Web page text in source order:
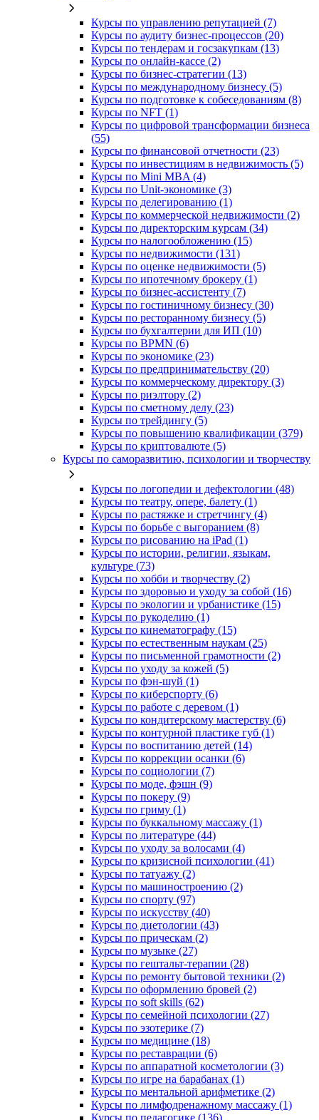
Курсы по управлению репутацией (7)
Курсы по аудиту бизнес-процессов (20)
Курсы по тендерам и госзакупкам (13)
Курсы по онлайн-кассе (2)
Курсы по бизнес-стратегии (13)
Курсы по международному бизнесу (5)
Курсы по подготовке к собеседованиям (8)
Курсы по NFT (1)
Курсы по цифровой трансформации бизнеса
(55)
Курсы по финансовой отчетности (23)
Курсы по инвестициям в недвижимость (5)
Курсы по Mini MBA (4)
Курсы по Unit-экономике (3)
Курсы по делегированию (1)
Курсы по коммерческой недвижимости (2)
Курсы по директорским курсам (34)
Курсы по налогообложению (15)
Курсы по недвижимости (131)
Курсы по оценке недвижимости (5)
Курсы по ипотечному брокеру (1)
Курсы по бизнес-ассистенту (7)
Курсы по гостиничному бизнесу (30)
Курсы по ресторанному бизнесу (5)
Курсы по бухгалтерии для ИП (10)
Курсы по BPMN (6)
Курсы по экономике (23)
Курсы по предпринимательству (20)
Курсы по коммерческому директору (3)
Курсы по риэлтору (2)
Курсы по сметному делу (23)
Курсы по трейдингу (5)
Курсы по повышению квалификации (379)
Курсы по криптовалюте (5)
Курсы по саморазвитию, психологии и творчеству
Курсы по логопедии и дефектологии (48)
Курсы по театру, опере, балету (1)
Курсы по растяжке и стретчингу (4)
Курсы по борьбе с выгоранием (8)
Курсы по рисованию на iPad (1)
Курсы по истории, религии, языкам,
культуре (73)
Курсы по хобби и творчеству (2)
Курсы по здоровью и уходу за собой (16)
Курсы по экологии и урбанистике (15)
Курсы по рукоделию (1)
Курсы по кинематографу (15)
Курсы по естественным наукам (25)
Курсы по письменной грамотности (2)
Курсы по уходу за кожей (5)
Курсы по фэн-шуй (1)
Курсы по киберспорту (6)
Курсы по работе с деревом (1)
Курсы по кондитерскому мастерству (6)
Курсы по контурной пластике губ (1)
Курсы по воспитанию детей (14)
Курсы по коррекции осанки (6)
Курсы по социологии (7)
Курсы по моде, фэшн (9)
Курсы по покеру (9)
Курсы по гриму (1)
Курсы по буккальному массажу (1)
Курсы по литературе (44)
Курсы по уходу за волосами (4)
Курсы по кризисной психологии (41)
Курсы по татуажу (2)
Курсы по машиностроению (2)
Курсы по спорту (97)
Курсы по искусству (40)
Курсы по диетологии (43)
Курсы по прическам (2)
Курсы по музыке (27)
Курсы по гештальт-терапии (28)
Курсы по ремонту бытовой техники (2)
Курсы по оформлению бровей (2)
Курсы по soft skills (62)
Курсы по семейной психологии (27)
Курсы по эзотерике (7)
Курсы по медицине (18)
Курсы по реставрации (6)
Курсы по аппаратной косметологии (3)
Курсы по игре на барабанах (1)
Курсы по ментальной арифметике (2)
Курсы по лимфодренажному массажу (1)